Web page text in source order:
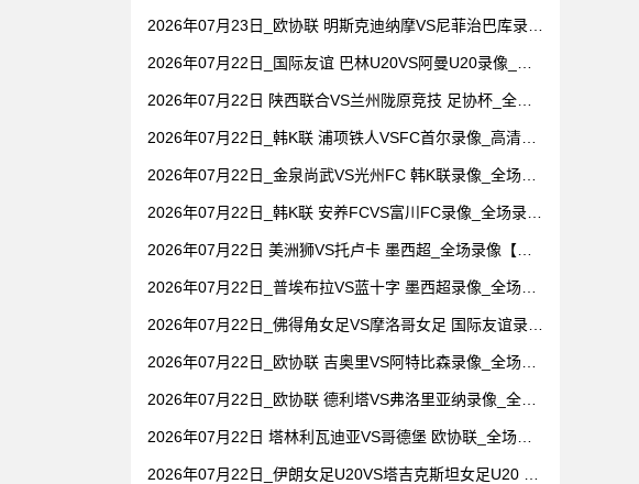
2026年07月23日_欧协联 明斯克迪纳摩VS尼菲治巴库录像
2026年07月22日_国际友谊 巴林U20VS阿曼U20录像_全
2026年07月22日 陕西联合VS兰州陇原竞技 足协杯_全场
2026年07月22日_韩K联 浦项铁人VSFC首尔录像_高清录
2026年07月22日_金泉尚武VS光州FC 韩K联录像_全场录
2026年07月22日_韩K联 安养FCVS富川FC录像_全场录像
2026年07月22日 美洲狮VS托卢卡 墨西超_全场录像【全
2026年07月22日_普埃布拉VS蓝十字 墨西超录像_全场录
2026年07月22日_佛得角女足VS摩洛哥女足 国际友谊录像
2026年07月22日_欧协联 吉奥里VS阿特比森录像_全场录
2026年07月22日_欧协联 德利塔VS弗洛里亚纳录像_全场
2026年07月22日 塔林利瓦迪亚VS哥德堡 欧协联_全场录
2026年07月22日_伊朗女足U20VS塔吉克斯坦女足U20 国